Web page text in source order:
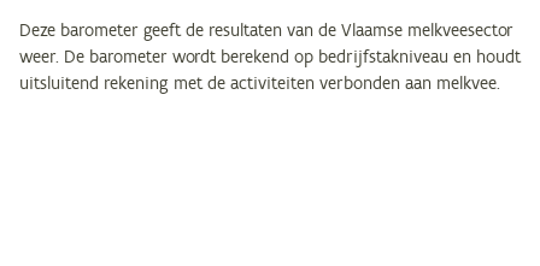
Deze barometer geeft de resultaten van de Vlaamse melkveesector
weer. De barometer wordt berekend op bedrijfstakniveau en houdt
uitsluitend rekening met de activiteiten verbonden aan melkvee.